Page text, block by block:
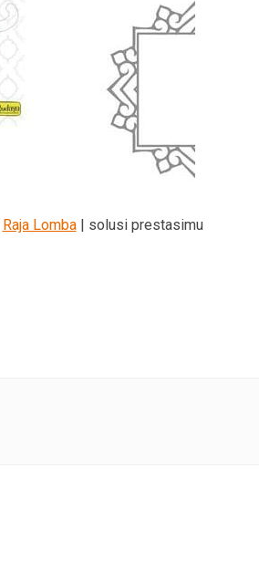
Raja Lomba| solusi prestasimu